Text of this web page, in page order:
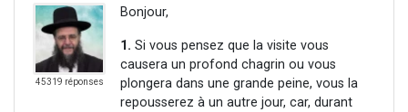
45319 réponses
Bonjour,
1. Si vous pensez que la visite vous
causera un profond chagrin ou vous
plongera dans une grande peine, vous la
repousserez à un autre jour, car, durant